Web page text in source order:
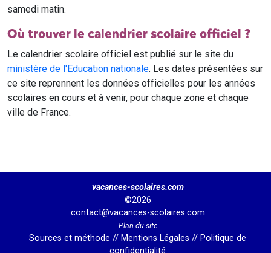
samedi matin.
Où trouver le calendrier scolaire officiel ?
Le calendrier scolaire officiel est publié sur le site du
ministère de l'Education nationale. Les dates présentées sur
ce site reprennent les données officielles pour les années
scolaires en cours et à venir, pour chaque zone et chaque
ville de France.
vacances-scolaires.com
©2026
contact@vacances-scolaires.com
Plan du site
Sources et méthode // Mentions Légales // Politique de